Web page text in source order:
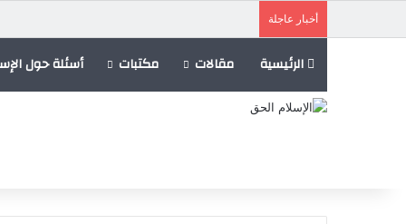
أخبار عاجلة
الرئيسية مقالات مكتبات أسئلة حول